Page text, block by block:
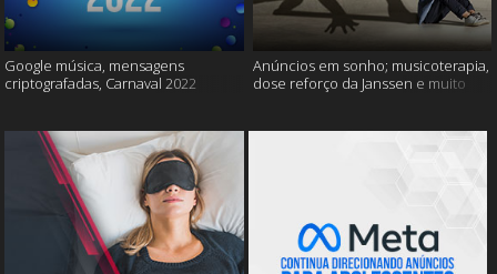
Google música, mensagens
criptografadas, Carnaval 2022
Anúncios em sonho; musicoterapia,
dose reforço da Janssen e muito